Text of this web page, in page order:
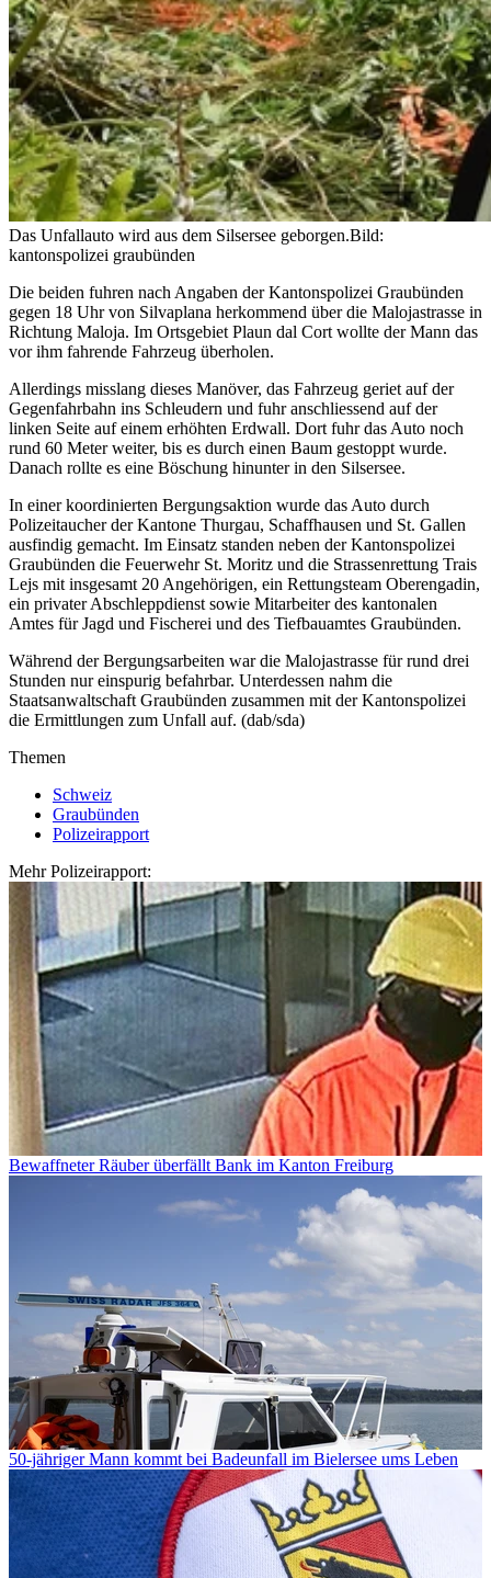
Das Unfallauto wird aus dem Silsersee geborgen.Bild:
kantonspolizei graubünden
Die beiden fuhren nach Angaben der Kantonspolizei Graubünden
gegen 18 Uhr von Silvaplana herkommend über die Malojastrasse in
Richtung Maloja. Im Ortsgebiet Plaun dal Cort wollte der Mann das
vor ihm fahrende Fahrzeug überholen.
Allerdings misslang dieses Manöver, das Fahrzeug geriet auf der
Gegenfahrbahn ins Schleudern und fuhr anschliessend auf der
linken Seite auf einem erhöhten Erdwall. Dort fuhr das Auto noch
rund 60 Meter weiter, bis es durch einen Baum gestoppt wurde.
Danach rollte es eine Böschung hinunter in den Silsersee.
In einer koordinierten Bergungsaktion wurde das Auto durch
Polizeitaucher der Kantone Thurgau, Schaffhausen und St. Gallen
ausfindig gemacht. Im Einsatz standen neben der Kantonspolizei
Graubünden die Feuerwehr St. Moritz und die Strassenrettung Trais
Lejs mit insgesamt 20 Angehörigen, ein Rettungsteam Oberengadin,
ein privater Abschleppdienst sowie Mitarbeiter des kantonalen
Amtes für Jagd und Fischerei und des Tiefbauamtes Graubünden.
Während der Bergungsarbeiten war die Malojastrasse für rund drei
Stunden nur einspurig befahrbar. Unterdessen nahm die
Staatsanwaltschaft Graubünden zusammen mit der Kantonspolizei
die Ermittlungen zum Unfall auf. (dab/sda)
Themen
Schweiz
Graubünden
Polizeirapport
Mehr Polizeirapport:
Bewaffneter Räuber überfällt Bank im Kanton Freiburg
50-jähriger Mann kommt bei Badeunfall im Bielersee ums Leben